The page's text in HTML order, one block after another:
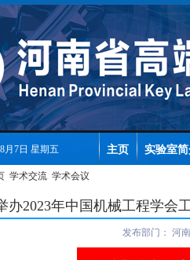
月7日 星期五 主页 实验室
学术交流 学术会议
办2023年中国机械工程学会
发布部门： 河